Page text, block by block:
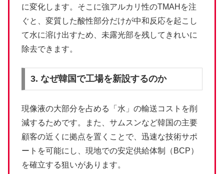
に変化します。そこに強アルカリ性のTMAHを注
ぐと、変質した酸性部分だけが中和反応を起こし
て水に溶け出すため、未露光部を残してきれいに
除去できます。
3. なぜ韓国で工場を新設するのか
現像液の大部分を占める「水」の輸送コストを削
減するためです。また、サムスンなど韓国の主要
顧客の近くに拠点を置くことで、迅速な技術サポ
ートを可能にし、現地での安定供給体制（BCP）
を確立する狙いがあります。